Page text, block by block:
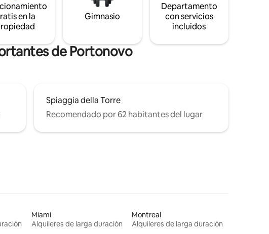
en la
Gimnasio
Departamento
con servicios
incluidos
de Portonovo
Spiaggia della Torre
Recomendado por 62 habitantes del lugar
Miami
Alquileres de larga duración
Montreal
Alquileres de larga duración